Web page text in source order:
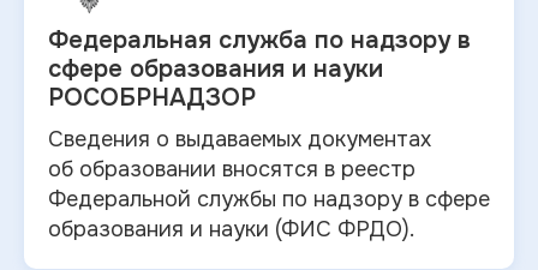
Федеральная служба по надзору в
сфере образования и науки
РОСОБРНАДЗОР
Сведения о выдаваемых документах
об образовании вносятся в реестр
Федеральной службы по надзору в сфере
образования и науки (ФИС ФРДО).